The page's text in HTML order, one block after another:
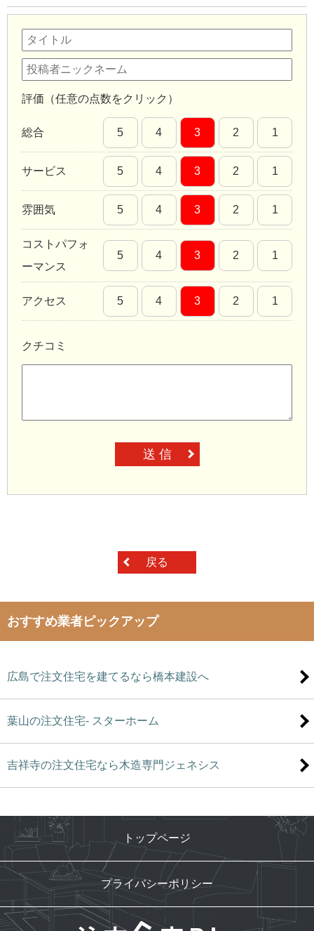
評価（任意の点数をクリック）
総合 5 4 3 2 1
サービス 5 4 3 2 1
雰囲気 5 4 3 2 1
コストパフォ
ーマンス
5 4 3 2 1
アクセス 5 4 3 2 1
クチコミ
送 信
戻る
おすすめ業者ピックアップ
広島で注文住宅を建てるなら橋本建設へ
葉山の注文住宅- スターホーム
吉祥寺の注文住宅なら木造専門ジェネシス
トップページ
プライバシーポリシー